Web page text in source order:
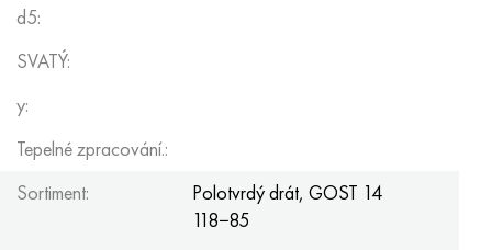
d5:
SVATÝ:
y:
Tepelné zpracování.:
Sortiment:
Polotvrdý drát, GOST 14
118−85